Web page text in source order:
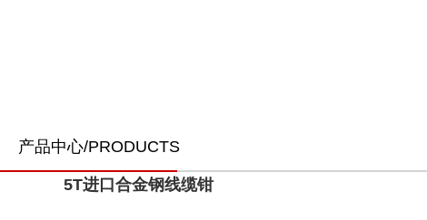
产品中心/PRODUCTS
5T进口合金钢线缆钳